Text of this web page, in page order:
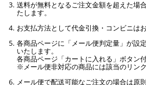
送料が無料となるご注文金額を超えた場
たします。
お支払方法として代金引換・コンビニは
各商品ページに「メール便判定量」が設
いたします。
各商品ページ「カートに入れる」ボタン
※メール便非対応の商品には該当のリンク
メール便で配送可能なご注文の場合は原